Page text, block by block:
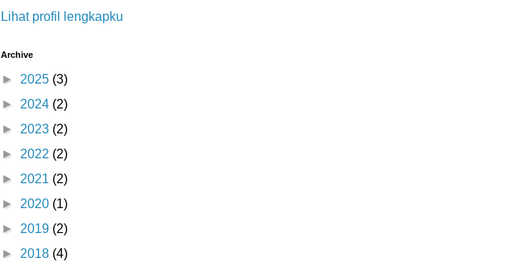
Lihat profil lengkapku
Archive
► 2025 (3)
► 2024 (2)
► 2023 (2)
► 2022 (2)
► 2021 (2)
► 2020 (1)
► 2019 (2)
► 2018 (4)